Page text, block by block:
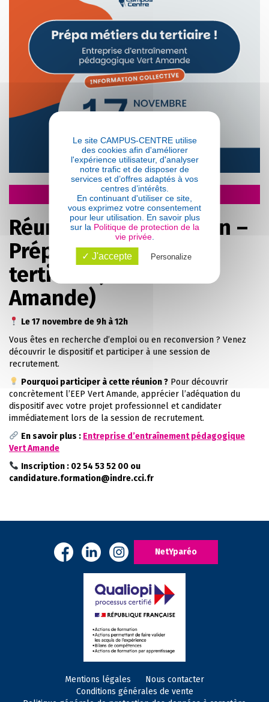
17/11/2025
Réunion d’information –
Prépa métiers du
tertiaire (EEP Vert
Amande)
Le 17 novembre de 9h à 12h
Vous êtes en recherche d’emploi ou en reconversion ? Venez
découvrir le dispositif et participer à une session de
recrutement.
Pourquoi participer à cette réunion ?Pour découvrir
concrètement l’EEP Vert Amande, apprécier l’adéquation du
dispositif avec votre projet professionnel et candidater
immédiatement lors de la session de recrutement.
En savoir plus : Entreprise d’entraînement pédagogique
Vert Amande
Inscription : 02 54 53 52 00 ou
candidature.formation@indre.cci.fr
NetYparéo
Mentions légales
Nous contacter
Conditions générales de vente
Le site CAMPUS-CENTRE utilise
des cookies afin d'améliorer
l'expérience utilisateur, d'analyser
notre trafic et de disposer de
services et d’offres adaptés à vos
centres d’intérêts.
En continuant d'utiliser ce site,
vous exprimez votre consentement
pour leur utilisation. En savoir plus
sur la Politique de protection de la
vie privée.
✓ J'accepte Personalize